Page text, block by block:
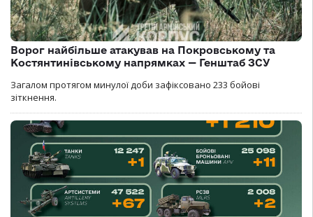
Ворог найбільше атакував на Покровському та
Костянтинівському напрямках — Генштаб ЗСУ
Загалом протягом минулої доби зафіксовано 233 бойові
зіткнення.